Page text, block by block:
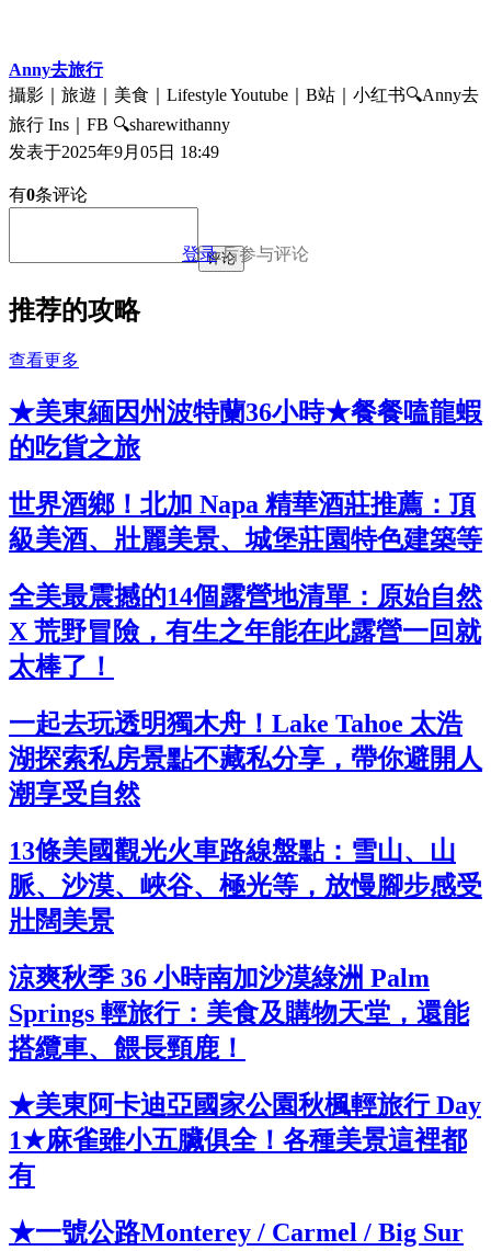
Anny去旅行
攝影｜旅遊｜美食｜Lifestyle Youtube｜B站｜小红书🔍Anny去
旅行 Ins｜FB 🔍sharewithanny
发表于2025年9月05日 18:49
有0条评论
登录后参与评论
评论
推荐的攻略
查看更多
★美東緬因州波特蘭36小時★餐餐嗑龍蝦
的吃貨之旅
世界酒鄉！北加 Napa 精華酒莊推薦：頂
級美酒、壯麗美景、城堡莊園特色建築等
全美最震撼的14個露營地清單：原始自然
X 荒野冒險，有生之年能在此露營一回就
太棒了！
一起去玩透明獨木舟！Lake Tahoe 太浩
湖探索私房景點不藏私分享，帶你避開人
潮享受自然
13條美國觀光火車路線盤點：雪山、山
脈、沙漠、峽谷、極光等，放慢腳步感受
壯闊美景
涼爽秋季 36 小時南加沙漠綠洲 Palm
Springs 輕旅行：美食及購物天堂，還能
搭纜車、餵長頸鹿！
★美東阿卡迪亞國家公園秋楓輕旅行 Day
1★麻雀雖小五臟俱全！各種美景這裡都
有
★一號公路Monterey / Carmel / Big Sur